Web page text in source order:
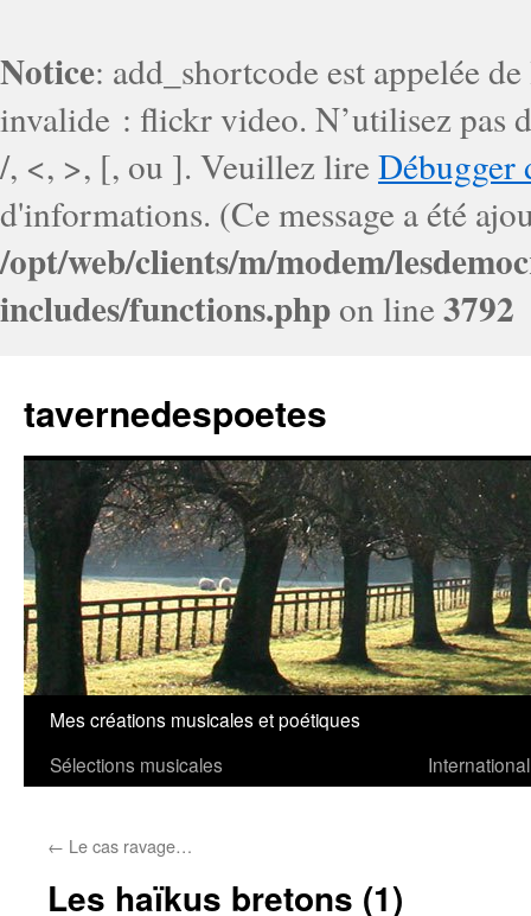
Notice: add_shortcode est appelée
invalide : flickr video. N’utilisez pas
/, <, >, [, ou ]. Veuillez lireDébugger
d'informations. (Ce message a été
/opt/web/clients/m/modem/
includes/functions.php on line3792
tavernedespoetes
Aller
au
Mes créations musicales et poétiques
Sélections musicales
International
← Le cas ravage…
Les haïkus bretons (1)